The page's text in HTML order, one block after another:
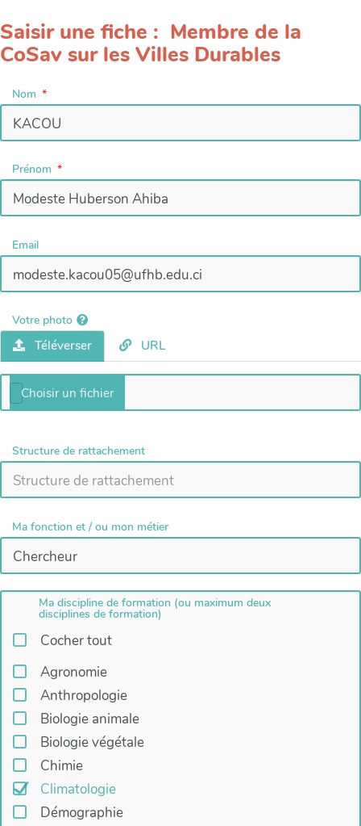
Saisir une fiche : Membre de la
CoSav sur les Villes Durables
Nom
Prénom
Email
Votre photo
Téléverser URL
Structure de rattachement
Ma fonction et / ou mon métier
Ma discipline de formation (ou maximum deux
disciplines de formation)
Cocher tout
Agronomie
Anthropologie
Biologie animale
Biologie végétale
Chimie
Climatologie
Démographie